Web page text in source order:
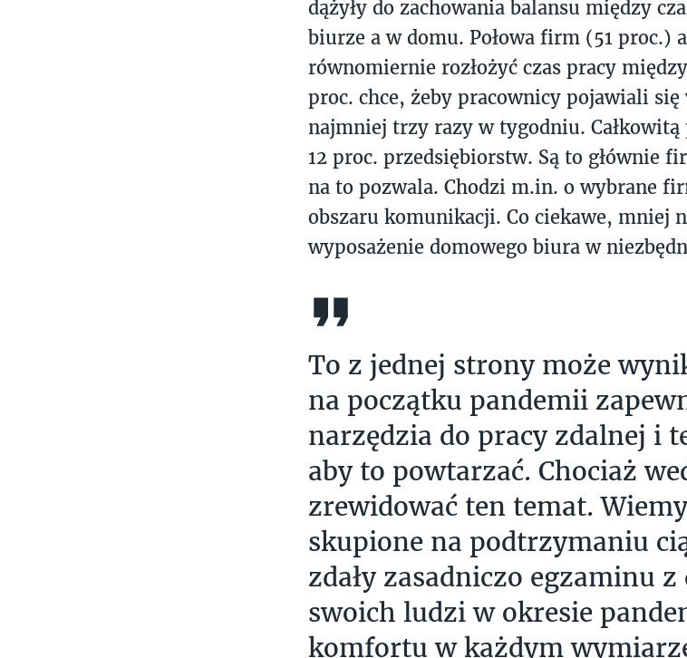
dążyły do zachowania balansu między
biurze a w domu. Połowa firm (51 proc.)
równomiernie rozłożyć czas pracy
proc. chce, żeby pracownicy pojawiali
najmniej trzy razy w tygodniu.
12 proc. przedsiębiorstw. Są to głównie
na to pozwala. Chodzi m.in. o wybrane
obszaru komunikacji. Co ciekawe, mniej
wyposażenie domowego biura w
To z jednej strony może
na początku pandemii
narzędzia do pracy zdalnej i
aby to powtarzać. Chociaż
zrewidować ten temat.
skupione na podtrzymaniu
zdały zasadniczo egzaminu z
swoich ludzi w okresie
komfortu w każdym